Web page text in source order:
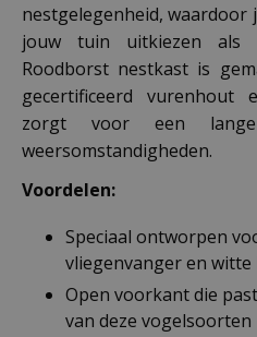
nestgelegenheid, waardoor
jouw tuin uitkiezen als
Roodborst nestkast is
gecertificeerd vurenhout
zorgt voor een
weersomstandigheden.
Voordelen:
Speciaal ontworpen
vliegenvanger en
Open voorkant die
van deze vogelsoorten